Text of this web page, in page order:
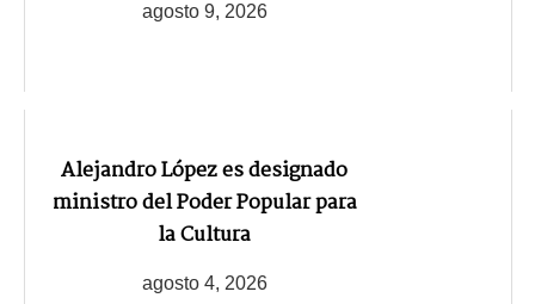
agosto 9, 2026
Alejandro López es designado
ministro del Poder Popular para
la Cultura
agosto 4, 2026